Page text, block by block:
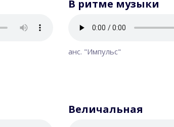
В ритме музыки
анс. "Импульс"
Величальная